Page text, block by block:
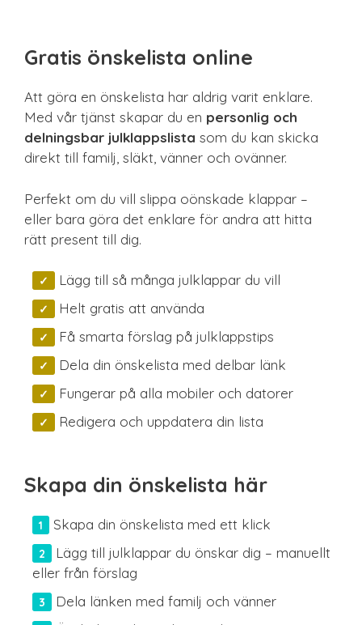
Spel & pussel
Teknik
Unikt
Upplevelse
Gratis önskelista online
Att göra en önskelista har aldrig varit enklare.
Med vår tjänst skapar du en personlig och
delningsbar julklappslista som du kan skicka
direkt till familj, släkt, vänner och ovänner.
Perfekt om du vill slippa oönskade klappar –
eller bara göra det enklare för andra att hitta
rätt present till dig.
Lägg till så många julklappar du vill
Helt gratis att använda
Få smarta förslag på julklappstips
Dela din önskelista med delbar länk
Fungerar på alla mobiler och datorer
Redigera och uppdatera din lista
Skapa din önskelista här
Skapa din önskelista med ett klick
Lägg till julklappar du önskar dig – manuellt
eller från förslag
Dela länken med familj och vänner